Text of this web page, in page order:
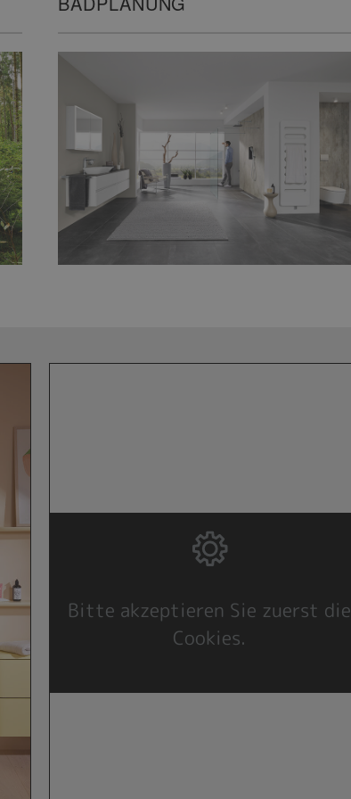
Bitte akzeptieren Sie zuerst die
Cookies.